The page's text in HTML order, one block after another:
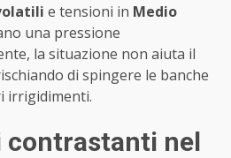
e tensioni in Medio
una pressione
la situazione non aiuta il
di spingere le banche
irrigidimenti.
contrastanti nel